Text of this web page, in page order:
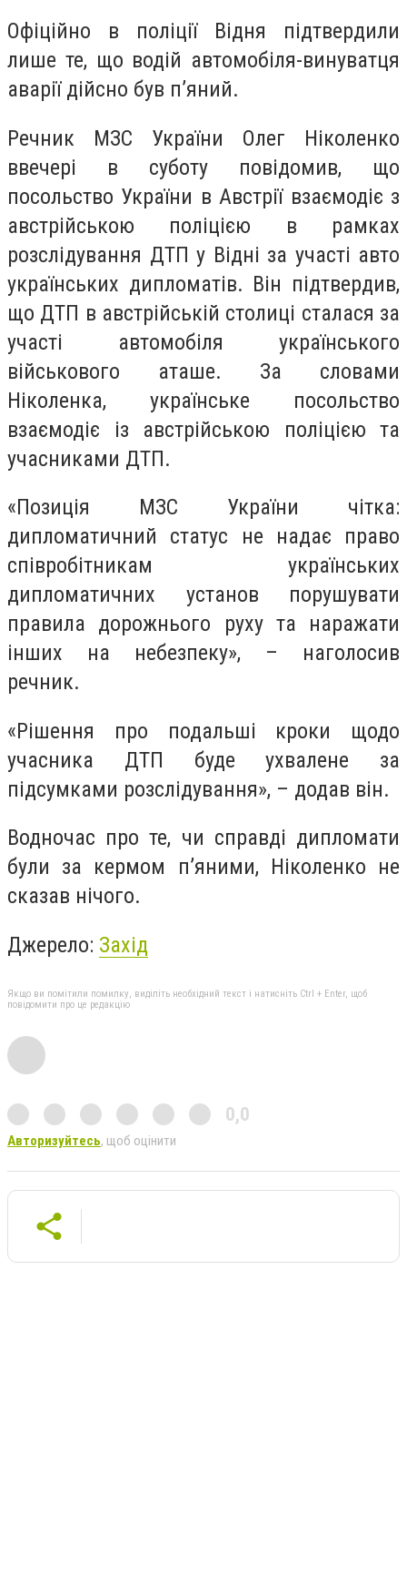
Офіційно в поліції Відня підтвердили
лише те, що водій автомобіля-винуватця
аварії дійсно був п’яний.
Речник МЗС України Олег Ніколенко
ввечері в суботу повідомив, що
посольство України в Австрії взаємодіє з
австрійською поліцією в рамках
розслідування ДТП у Відні за участі авто
українських дипломатів. Він підтвердив,
що ДТП в австрійській столиці сталася за
участі автомобіля українського
військового аташе. За словами
Ніколенка, українське посольство
взаємодіє із австрійською поліцією та
учасниками ДТП.
«Позиція МЗС України чітка:
дипломатичний статус не надає право
співробітникам українських
дипломатичних установ порушувати
правила дорожнього руху та наражати
інших на небезпеку», – наголосив
речник.
«Рішення про подальші кроки щодо
учасника ДТП буде ухвалене за
підсумками розслідування», – додав він.
Водночас про те, чи справді дипломати
були за кермом п’яними, Ніколенко не
сказав нічого.
Джерело: Захід
Якщо ви помітили помилку, виділіть необхідний текст і натисніть Ctrl + Enter, щоб
повідомити про це редакцію
0,0
Авторизуйтесь, щоб оцінити